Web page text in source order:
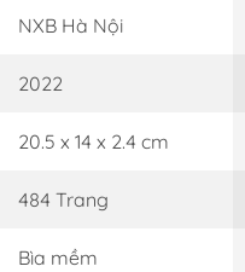
NXB Hà Nội
2022
20.5 x 14 x 2.4 cm
484 Trang
Bìa mềm